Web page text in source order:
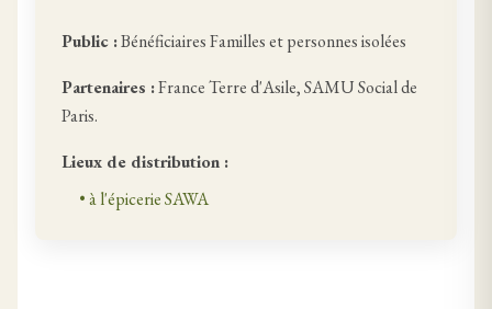
Public :Bénéficiaires Familles et personnes isolées
Partenaires :France Terre d'Asile, SAMU Social de
Paris.
Lieux de distribution :
•à l'épicerie SAWA